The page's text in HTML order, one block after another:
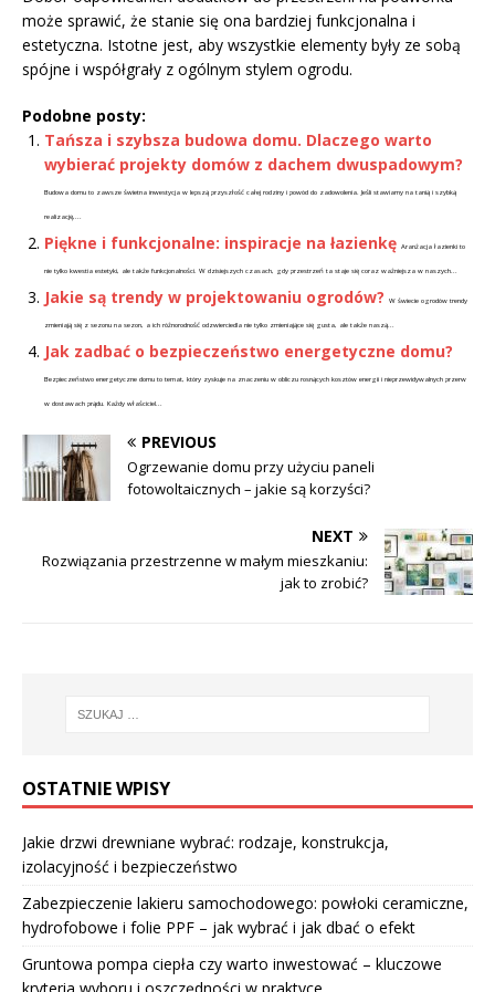
może sprawić, że stanie się ona bardziej funkcjonalna i
estetyczna. Istotne jest, aby wszystkie elementy były ze sobą
spójne i współgrały z ogólnym stylem ogrodu.
Podobne posty:
Tańsza i szybsza budowa domu. Dlaczego warto
wybierać projekty domów z dachem dwuspadowym?
Budowa domu to zawsze świetna inwestycja w lepszą przyszłość całej rodziny i powód do zadowolenia. Jeśli stawiamy na tanią i szybką
realizację,...
Piękne i funkcjonalne: inspiracje na łazienkę Aranżacja łazienki to
nie tylko kwestia estetyki, ale także funkcjonalności. W dzisiejszych czasach, gdy przestrzeń ta staje się coraz ważniejsza w naszych...
Jakie są trendy w projektowaniu ogrodów? W świecie ogrodów trendy
zmieniają się z sezonu na sezon, a ich różnorodność odzwierciedla nie tylko zmieniające się gusta, ale także naszą...
Jak zadbać o bezpieczeństwo energetyczne domu?
Bezpieczeństwo energetyczne domu to temat, który zyskuje na znaczeniu w obliczu rosnących kosztów energii i nieprzewidywalnych przerw
w dostawach prądu. Każdy właściciel...
PREVIOUS
Ogrzewanie domu przy użyciu paneli
fotowoltaicznych – jakie są korzyści?
NEXT
Rozwiązania przestrzenne w małym mieszkaniu:
jak to zrobić?
OSTATNIE WPISY
Jakie drzwi drewniane wybrać: rodzaje, konstrukcja,
izolacyjność i bezpieczeństwo
Zabezpieczenie lakieru samochodowego: powłoki ceramiczne,
hydrofobowe i folie PPF – jak wybrać i jak dbać o efekt
Gruntowa pompa ciepła czy warto inwestować – kluczowe